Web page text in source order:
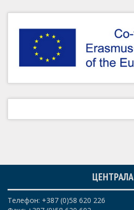
ЦЕНТРАЛА
Телефон: +387 (0)58 620 226